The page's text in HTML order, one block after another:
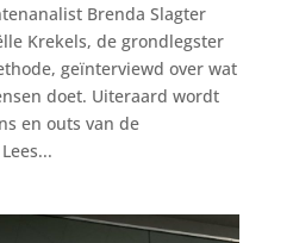
Brenda Slagter
Krekels, de grondlegster
geïnterviewd over wat
doet. Uiteraard wordt
en outs van de